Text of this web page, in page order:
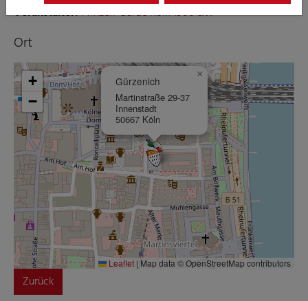
Veranstalter:Prinzen-Garde Köln 1906 e.V.
Ort
Gürzenich
Martinstraße 29-37
Innenstadt
50667 Köln
×
+
−
Leaflet | Map data © OpenStreetMap contributors
Zurück